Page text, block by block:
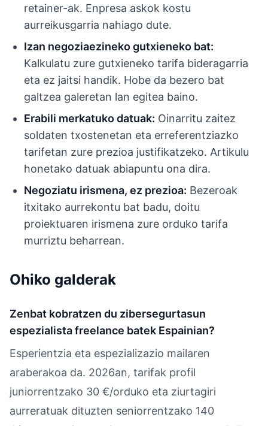
retainer-ak. Enpresa askok kostu
aurreikusgarria nahiago dute.
Izan negoziaezineko gutxieneko bat:
Kalkulatu zure gutxieneko tarifa bideragarria
eta ez jaitsi handik. Hobe da bezero bat
galtzea galeretan lan egitea baino.
Erabili merkatuko datuak: Oinarritu zaitez
soldaten txostenetan eta erreferentziazko
tarifetan zure prezioa justifikatzeko. Artikulu
honetako datuak abiapuntu ona dira.
Negoziatu irismena, ez prezioa: Bezeroak
itxitako aurrekontu bat badu, doitu
proiektuaren irismena zure orduko tarifa
murriztu beharrean.
Ohiko galderak
Zenbat kobratzen du zibersegurtasun
espezialista freelance batek Espainian?
Esperientzia eta espezializazio mailaren
araberakoa da. 2026an, tarifak profil
juniorrentzako 30 €/orduko eta ziurtagiri
aurreratuak dituzten seniorrentzako 140